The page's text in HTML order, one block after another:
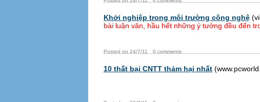
Khởi nghiệp trong môi trường công nghệ
bài luận văn, hầu hết những ý tưởng đều đến
Posted on 24/7/11 0 comments
10 thất bại CNTT thảm hại nhất